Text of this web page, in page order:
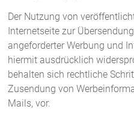
Der Nutzung von
Internetseite zur
angeforderter Werbung und
hiermit ausdrücklich
behalten sich rechtliche
Zusendung von
Mails, vor.